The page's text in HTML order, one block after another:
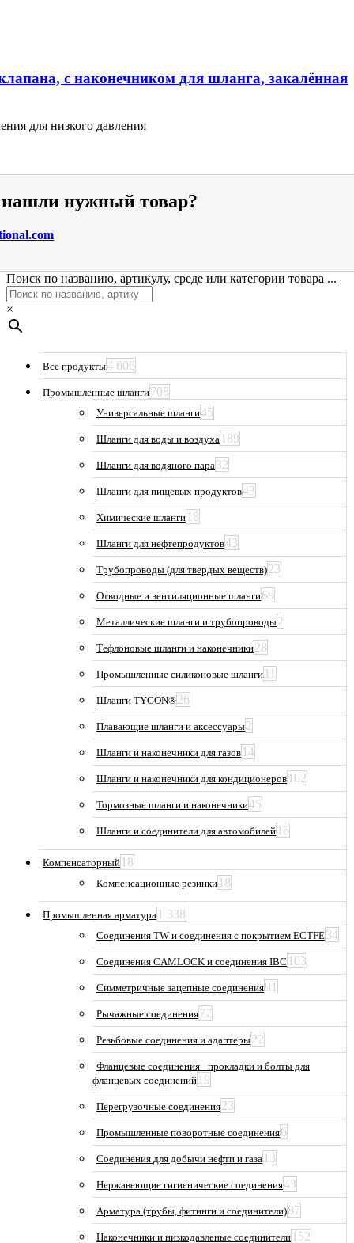
с наконечником для шланга, закалённая
для низкого давления
нужный товар?
Поиск по названию, артикулу, среде или категории товара ...
×
Все продукты4 606
Промышленные шланги708
Универсальные шланги45
Шланги для воды и воздуха 189
Шланги для водяного пара32
Шланги для пищевых продуктов43
Химические шланги 18
Шланги для нефтепродуктов43
Трубопроводы (для твердых веществ)23
Отводные и вентиляционные шланги69
Металлические шланги и трубопроводы2
Тефлоновые шланги и наконечники28
Промышленные силиконовые шланги 11
Шланги TYGON®26
Плавающие шланги и аксессуары2
Шланги и наконечники для газов 14
Шланги и наконечники для кондиционеров 102
Тормозные шланги и наконечники45
Шланги и соединители для автомобилей 16
Компенсаторный 18
Компенсационные резинки 18
Промышленная арматура 1 338
Соединения TW и соединения с покрытием ECTFE34
Соединения CAMLOCK и соединения IBC 103
Симметричные зацепные соединения91
Рычажные соединения77
Резьбовые соединения и адаптеры22
Фланцевые соединения_ прокладки и болты для
фланцевых соединений 19
Перегрузочные соединения23
Промышленные поворотные соединения6
Соединения для добычи нефти и газа 13
Нержавеющие гигиенические соединения43
Арматура (трубы, фитинги и соединители)87
Наконечники и низкодавленые соединители 152